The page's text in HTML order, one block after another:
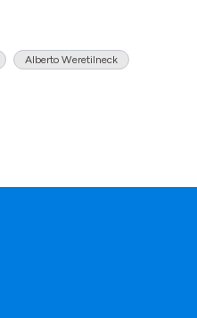
Alberto Weretilneck